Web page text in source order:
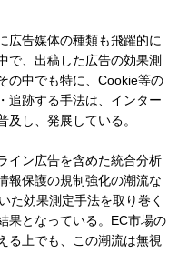
広告媒体の種類も飛躍的に
で、出稿した広告の効果測
の中でも特に、Cookie等の
追跡する手法は、インター
し、発展している。
イン広告を含めた統合分析
報保護の規制強化の潮流な
た効果測定手法を取り巻く
果となっている。EC市場の
る上でも、この潮流は無視